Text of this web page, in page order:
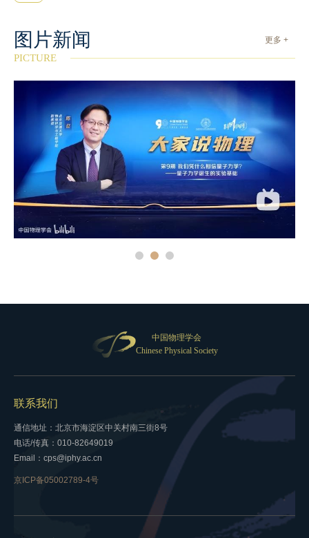
更多 +
图片新闻
PICTURE
中国物理学会
Chinese Physical Society
联系我们
通信地址：北京市海淀区中关村南三街8号
电话/传真：010-82649019
Email：cps@iphy.ac.cn
京ICP备05002789-4号